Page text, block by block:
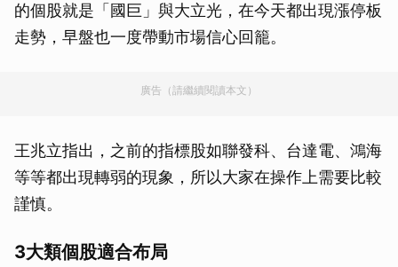
的個股就是「國巨」與大立光，在今天都出現漲停板
走勢，早盤也一度帶動市場信心回籠。
廣告（請繼續閱讀本文）
王兆立指出，之前的指標股如聯發科、台達電、鴻海
等等都出現轉弱的現象，所以大家在操作上需要比較
謹慎。
3大類個股適合布局